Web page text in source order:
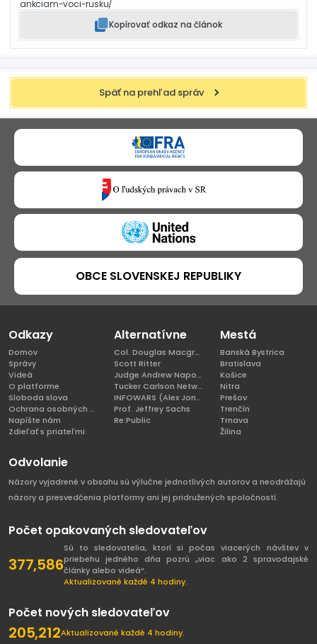
ankciam-voci-rusku/
Kopírovať odkaz na článok
Späť na prehľad správ
OBCE SLOVENSKEJ REPUBLIKY
Odkazy
Domov
Správy
Videá
O platforme
Sloboda slova
Ochrana osobných údajov
Napíšte nám
Zdieľať s priateľmi
Alternatívne
Col. Douglas Macgregor, Ph.D
Scott Ritter
Judge Andrew Napolitano
Tucker Carlson Network
INFOWARS (Alex Jones)
Prof. Jeffrey Sachs
Re:Public
Mestá
Banská Bystrica
Bratislava
Košice
Nitra
Prešov
Trenčín
Trnava
Žilina
Odvolanie
Názory vyjadrené v obsahu sú výlučne jednotlivých autorov a neodrážajú
názory a presvedčenia platformy ani jej pridružených spoločností.
Počet opakovaných sledovateľov
377,586
Sú to sledovatelia, ktorí si počas viacerých návštev v
priebehu jedného dňa pozrú „viac ako 2 spravodajské
články alebo videá“.
Aktualizované každé 4 hodiny.
Počet nových sledovateľov
205,212Aktualizované každé 4 hodiny.